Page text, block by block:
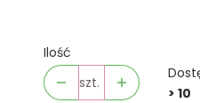
Ilość
szt.
> 10